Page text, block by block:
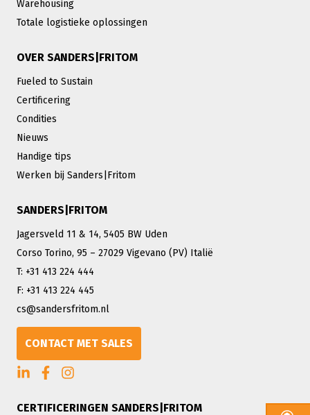
Warehousing
Totale logistieke oplossingen
OVER SANDERS|FRITOM
Fueled to Sustain
Certificering
Condities
Nieuws
Handige tips
Werken bij Sanders|Fritom
SANDERS|FRITOM
Jagersveld 11 & 14, 5405 BW Uden
Corso Torino, 95 – 27029 Vigevano (PV) Italië
T: +31 413 224 444
F: +31 413 224 445
cs@sandersfritom.nl
CONTACT MET SALES
CERTIFICERINGEN SANDERS|FRITOM